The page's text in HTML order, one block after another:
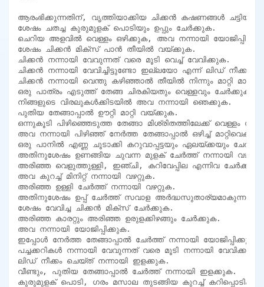
ആരംഭിക്കുന്നതിന്, വൃത്തിയാക്കിയ ചിക്കൻ കഷണങ്ങൾ
ശേഷം ചതച്ച കുരുമുളക് പൊടിയും ഉപ്പും ചേർക്കുക.
ചെറിയ അളവിൽ വെള്ളം ഒഴിക്കുക, അവ നന്നായി
ശേഷം ചിക്കൻ മിക്‌സ് പാൻ തീയിൽ വയ്ക്കുക.
ചിക്കൻ നന്നായി വേവുന്നത് വരെ മൂടി വെച്ച് വേവിക്കുക.
ചിക്കൻ നന്നായി വേവിച്ചിട്ടുണ്ടോ ഇല്ലയോ എന്ന് ലിഡ് നീക്കം
ചിക്കൻ നന്നായി വെന്തു കഴിഞ്ഞാൽ തീയിൽ നിന്നും മാറ്റി മാറ്റി
ഒരു പാത്രം എടുത്ത് തേങ്ങ ചിരകിയതും വെള്ളവും ചേർക്കുക.
നിങ്ങളുടെ വിരലുകൾക്കിടയിൽ അവ നന്നായി ഞെക്കുക.
പുതിയ തേങ്ങാപ്പാൽ ഊറ്റി മാറ്റി വയ്ക്കുക.
ഒന്നുകൂടി പിഴിഞ്ഞെടുത്ത തേങ്ങാ മിശ്രിതത്തിലേക്ക് വെള്ളം
അവ നന്നായി പിഴിഞ്ഞ് നേർത്ത തേങ്ങാപ്പാൽ ഒഴിച്ച്
ഒരു പാനിൽ എണ്ണ ചൂടാക്കി കറുവാപ്പട്ടയും ഏലയ്ക്കയും
അതിനുശേഷം ഉണങ്ങിയ ചുവന്ന മുളക് ചേർത്ത് നന്നായി
അരിഞ്ഞ വെളുത്തുള്ളി, ഇഞ്ചി, കറിവേപ്പില എന്നിവ ചേർക്കുക.
അവ കുറച്ച് മിനിറ്റ് നന്നായി വഴറ്റുക.
അരിഞ്ഞ ഉള്ളി ചേർത്ത് നന്നായി വഴറ്റുക.
അതിനുശേഷം ഉപ്പ് ചേർത്ത് സവാള
ശേഷം വേവിച്ച ചിക്കൻ മിക്സ് ചേർക്കുക.
അരിഞ്ഞ കാരറ്റും അരിഞ്ഞ ഉരുളക്കിഴങ്ങും ചേർക്കുക.
അവ നന്നായി യോജിപ്പിക്കുക.
ഇപ്പോൾ നേർത്ത തേങ്ങാപ്പാൽ ചേർത്ത് നന്നായി യോജിപ്പിക്കുക.
പച്ചക്കറികൾ നന്നായി വേവുന്നത് വരെ മൂടി നന്നായി വേവിക്കുക.
ലിഡ് നീക്കം ചെയ്ത് നന്നായി ഇളക്കുക.
വീണ്ടും, പുതിയ തേങ്ങാപ്പാൽ ചേർത്ത് നന്നായി ഇളക്കുക.
കുരുമുളക് പൊടി, ഗരം മസാല തുടങ്ങിയ കുറച്ച് കറിപ്പൊടികൾ